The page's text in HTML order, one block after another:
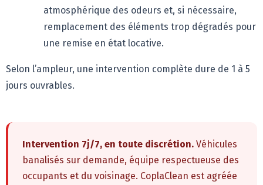
atmosphérique des odeurs et, si nécessaire,
remplacement des éléments trop dégradés pour
une remise en état locative.
Selon l’ampleur, une intervention complète dure de 1 à 5
jours ouvrables.
Intervention 7j/7, en toute discrétion. Véhicules
banalisés sur demande, équipe respectueuse des
occupants et du voisinage. CoplaClean est agréée